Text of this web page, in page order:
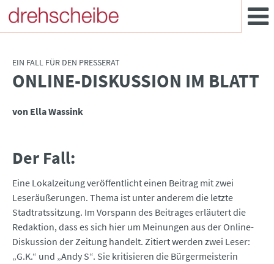
EIN FALL FÜR DEN PRESSERAT
:ONLINE-DISKUSSION IM BLATT
von Ella Wassink
Der Fall:
Eine Lokalzeitung veröffentlicht einen Beitrag mit zwei
Leseräußerungen. Thema ist unter anderem die letzte
Stadtratssitzung. Im Vorspann des Beitrages erläutert die
Redaktion, dass es sich hier um Meinungen aus der Online-
Diskussion der Zeitung handelt. Zitiert werden zwei Leser:
„G.K.“ und „Andy S“. Sie kritisieren die Bürgermeisterin